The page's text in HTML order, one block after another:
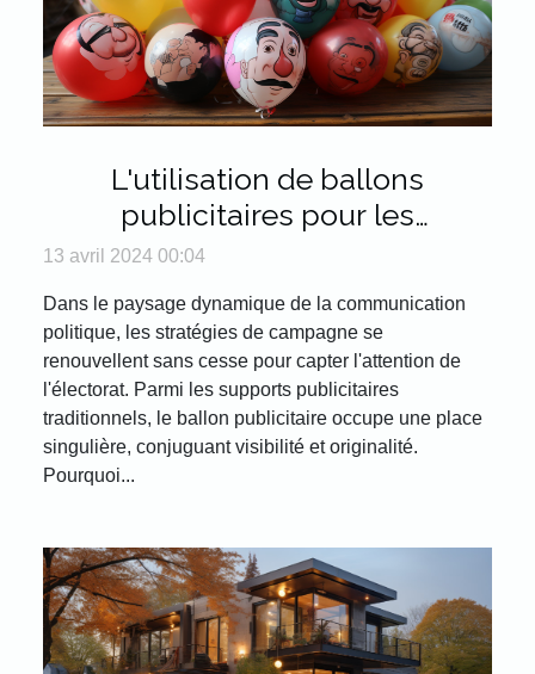
L'utilisation de ballons
publicitaires pour les
campagnes politiques
13 avril 2024 00:04
Dans le paysage dynamique de la communication
politique, les stratégies de campagne se
renouvellent sans cesse pour capter l'attention de
l'électorat. Parmi les supports publicitaires
traditionnels, le ballon publicitaire occupe une place
singulière, conjuguant visibilité et originalité.
Pourquoi...